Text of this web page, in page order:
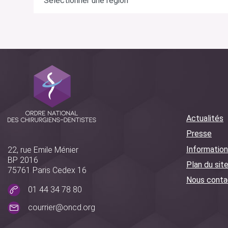
22, rue Emile Ménier
BP 2016
75761 Paris Cedex 16
01 44 34 78 80
courrier@oncd.org
Actualités
Presse
Plan du site
Nous